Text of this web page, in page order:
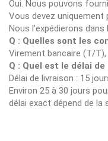
Oui. Nous pouvons
Vous devez
Nous l'expédierons dans
Q : Quelles sont les
Virement bancaire (T/T),
Q : Quel est le délai de
Délai de livraison : 15
Environ 25 à 30 jours
délai exact dépend de la